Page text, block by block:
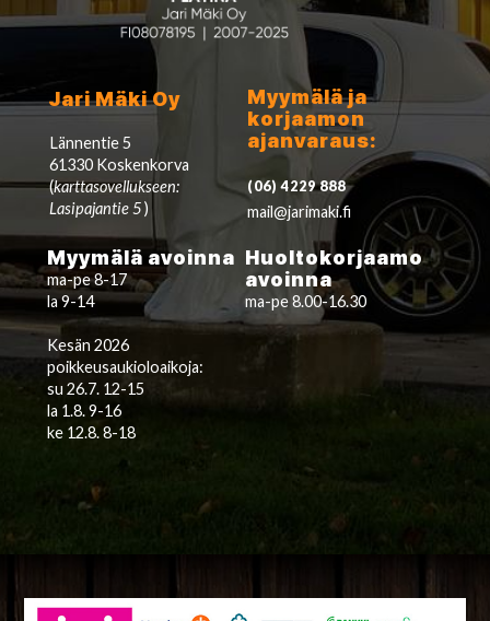
Jari Mäki Oy
Lännentie 5
61330 Koskenkorva
(karttasovellukseen:
Lasipajantie 5)
Myymälä ja
korjaamon
ajanvaraus:
(06) 4229 888
mail@jarimaki.fi
Myymälä avoinna
ma-pe 8-17
la 9-14
Kesän 2026
poikkeusaukioloaikoja:
su 26.7. 12-15
la 1.8. 9-16
ke 12.8. 8-18
Huoltokorjaamo
avoinna
ma-pe 8.00-16.30